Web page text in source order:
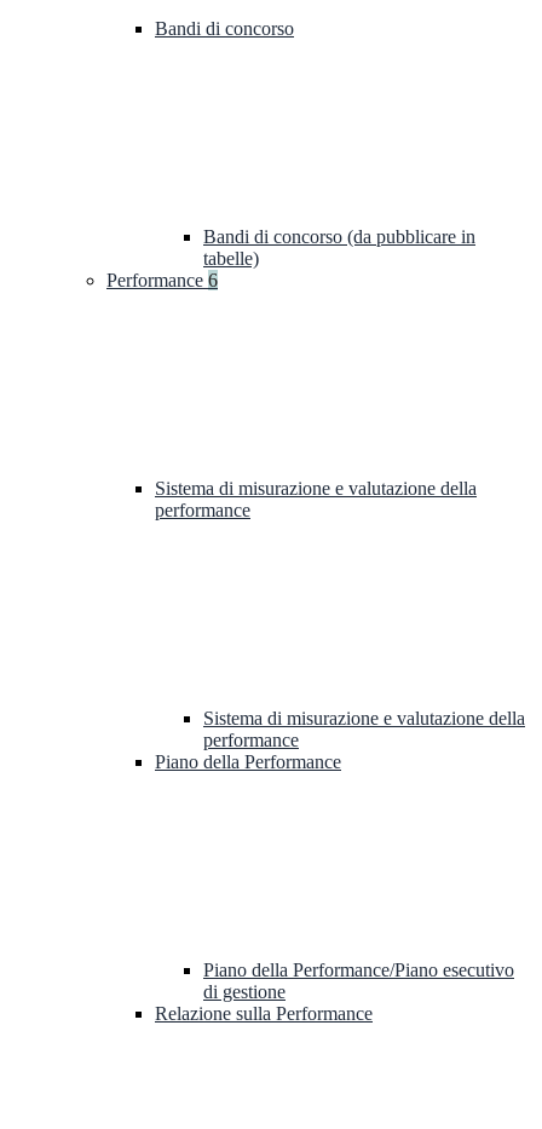
Bandi di concorso
Bandi di concorso (da pubblicare in
tabelle)
Performance 6
Sistema di misurazione e valutazione della
performance
Sistema di misurazione e valutazione della
performance
Piano della Performance
Piano della Performance/Piano esecutivo
di gestione
Relazione sulla Performance